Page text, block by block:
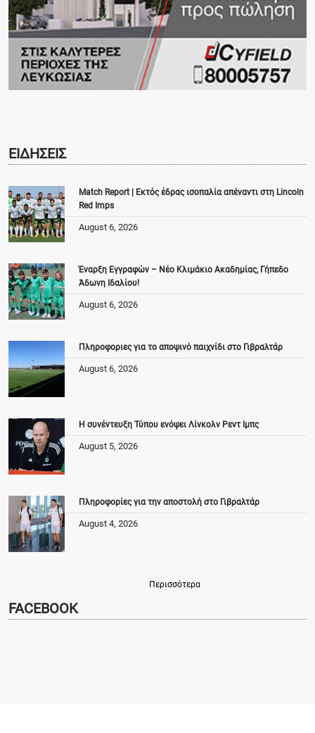
ΕΙΔΗΣΕΙΣ
Match Report | Εκτός έδρας ισοπαλία απέναντι στη Lincoln
Red Imps
August 6, 2026
Έναρξη Εγγραφών – Νέο Κλιμάκιο Ακαδημίας, Γήπεδο
Άδωνη Ιδαλίου!
August 6, 2026
Πληροφοριες για το αποψινό παιχνίδι στο Γιβραλτάρ
August 6, 2026
Η συνέντευξη Τύπου ενόψει Λίνκολν Ρεντ Ιμπς
August 5, 2026
Πληροφορίες για την αποστολή στο Γιβραλτάρ
August 4, 2026
Περισσότερα
FACEBOOK